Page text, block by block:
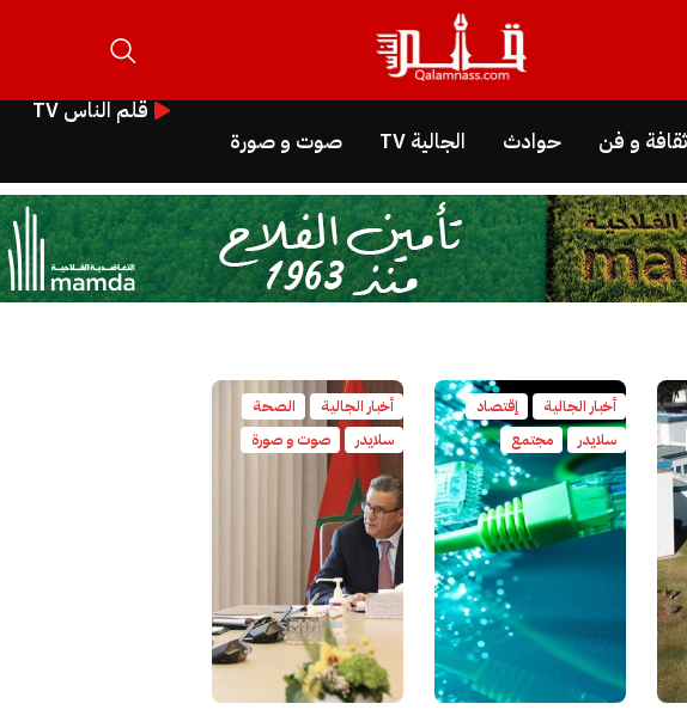
ثقافة و فن حوادث الجالية TV صوت و صورة
قلم الناس TV
أخبار الجالية
إقتصاد
سلايدر
مجتمع
أخبار الجالية
الصحة
سلايدر
صوت و صورة